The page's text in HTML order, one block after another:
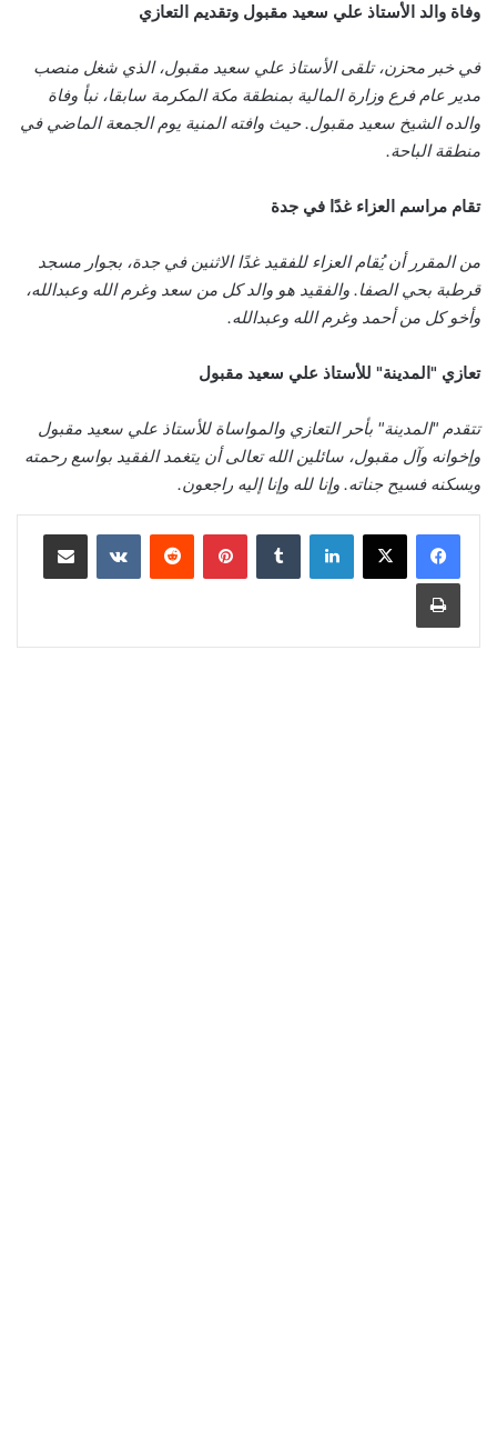
وفاة والد الأستاذ علي سعيد مقبول وتقديم التعازي
في خبر محزن، تلقى الأستاذ علي سعيد مقبول، الذي شغل منصب
مدير عام فرع وزارة المالية بمنطقة مكة المكرمة سابقا، نبأ وفاة
والده الشيخ سعيد مقبول. حيث وافته المنية يوم الجمعة الماضي في
منطقة الباحة.
تقام مراسم العزاء غدًا في جدة
من المقرر أن يُقام العزاء للفقيد غدًا الاثنين في جدة، بجوار مسجد
قرطبة بحي الصفا. والفقيد هو والد كل من سعد وغرم الله وعبدالله،
وأخو كل من أحمد وغرم الله وعبدالله.
تعازي "المدينة" للأستاذ علي سعيد مقبول
تتقدم "المدينة" بأحر التعازي والمواساة للأستاذ علي سعيد مقبول
وإخوانه وآل مقبول، سائلين الله تعالى أن يتغمد الفقيد بواسع رحمته
ويسكنه فسيح جناته. وإنا لله وإنا إليه راجعون.
لينكدإن بينتيريست